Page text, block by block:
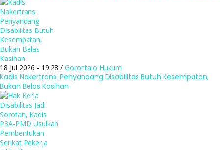
18 Jul 2026 - 19:28 / Gorontalo Hukum
Kadis Nakertrans: Penyandang Disabilitas Butuh Kesempatan,
Bukan Belas Kasihan